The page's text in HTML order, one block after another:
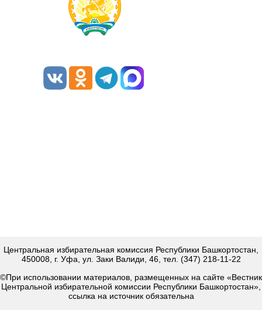
Центральная избирательная комиссия Республики Башкортостан,
450008, г. Уфа, ул. Заки Валиди, 46, тел. (347) 218-11-22
©При использовании материалов, размещенных на сайте «Вестник
Центральной избирательной комиссии Республики Башкортостан»,
ссылка на источник обязательна